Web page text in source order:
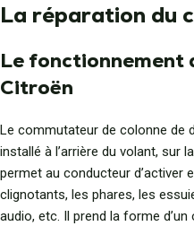
La réparation du
Le fonctionnement
Citroën
Le commutateur de colonne de
installé à l’arrière du volant, sur
permet au conducteur
clignotants, les phares, les
audio, etc. Il prend la forme